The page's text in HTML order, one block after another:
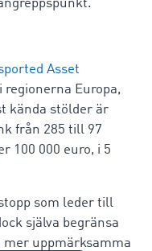
Asset
Europa,
kända stölder är
från 285 till 97
100 000 euro, i 5
som leder till
själva begränsa
mer uppmärksamma